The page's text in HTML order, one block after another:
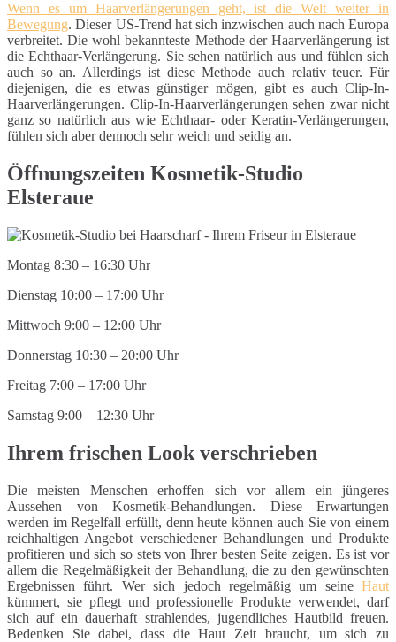
Wenn es um Haarverlängerungen geht, ist die Welt weiter in
Bewegung. Dieser US-Trend hat sich inzwischen auch nach Europa
verbreitet. Die wohl bekannteste Methode der Haarverlängerung ist
die Echthaar-Verlängerung. Sie sehen natürlich aus und fühlen sich
auch so an. Allerdings ist diese Methode auch relativ teuer. Für
diejenigen, die es etwas günstiger mögen, gibt es auch Clip-In-
Haarverlängerungen. Clip-In-Haarverlängerungen sehen zwar nicht
ganz so natürlich aus wie Echthaar- oder Keratin-Verlängerungen,
fühlen sich aber dennoch sehr weich und seidig an.
Öffnungszeiten Kosmetik-Studio
Elsteraue
Montag 8:30 – 16:30 Uhr
Dienstag 10:00 – 17:00 Uhr
Mittwoch 9:00 – 12:00 Uhr
Donnerstag 10:30 – 20:00 Uhr
Freitag 7:00 – 17:00 Uhr
Samstag 9:00 – 12:30 Uhr
Ihrem frischen Look verschrieben
Die meisten Menschen erhoffen sich vor allem ein jüngeres
Aussehen von Kosmetik-Behandlungen. Diese Erwartungen
werden im Regelfall erfüllt, denn heute können auch Sie von einem
reichhaltigen Angebot verschiedener Behandlungen und Produkte
profitieren und sich so stets von Ihrer besten Seite zeigen. Es ist vor
allem die Regelmäßigkeit der Behandlung, die zu den gewünschten
Ergebnissen führt. Wer sich jedoch regelmäßig um seine Haut
kümmert, sie pflegt und professionelle Produkte verwendet, darf
sich auf ein dauerhaft strahlendes, jugendliches Hautbild freuen.
Bedenken Sie dabei, dass die Haut Zeit braucht, um sich zu